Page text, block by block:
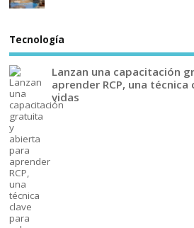
Tecnología
Lanzan una capacitación
aprender RCP, una
vidas